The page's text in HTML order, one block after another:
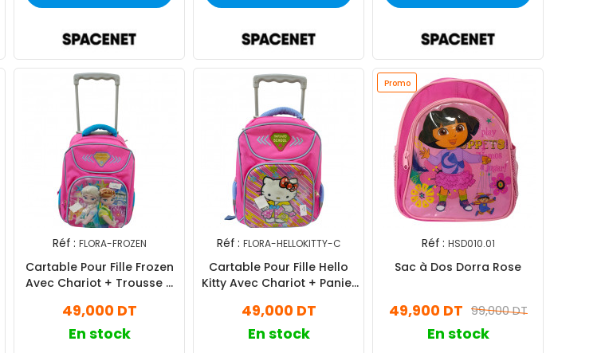
Réf : FLORA-FROZEN
Cartable Pour Fille Frozen
Avec Chariot + Trousse +
49,000 DT
En stock
Réf : FLORA-HELLOKITTY-C
Cartable Pour Fille Hello
Kitty Avec Chariot + Panier
49,000 DT
En stock
Promo
Réf : HSD010.01
Sac à Dos Dorra Rose
99,000 DT
49,900 DT
En stock